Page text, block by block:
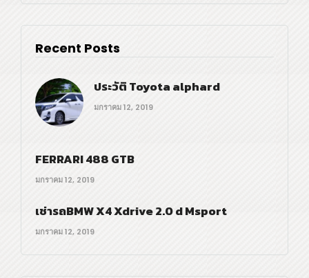
Recent Posts
ประวัติ Toyota alphard
มกราคม 12, 2019
FERRARI 488 GTB
มกราคม 12, 2019
เช่ารถBMW X4 Xdrive 2.0 d Msport
มกราคม 12, 2019